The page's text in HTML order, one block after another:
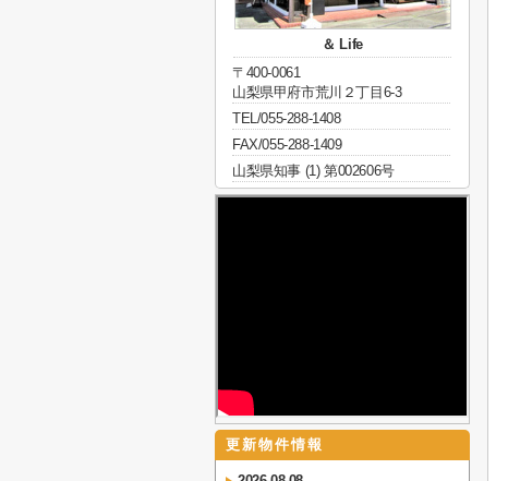
＆ Life
〒400-0061
山梨県甲府市荒川２丁目6-3
TEL/055-288-1408
FAX/055-288-1409
山梨県知事 (1) 第002606号
更新物件情報